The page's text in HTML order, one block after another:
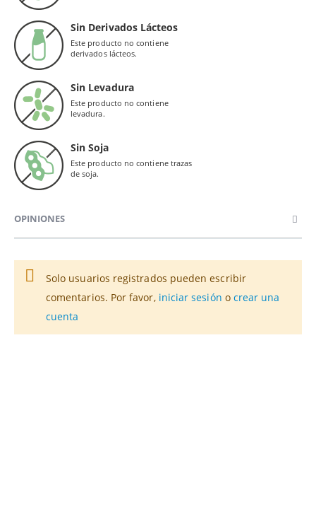
Sin Derivados Lácteos
Este producto no contiene
derivados lácteos.
Sin Levadura
Este producto no contiene
levadura.
Sin Soja
Este producto no contiene trazas
de soja.
OPINIONES
Solo usuarios registrados pueden escribir
comentarios. Por favor, iniciar sesión o crear una
cuenta